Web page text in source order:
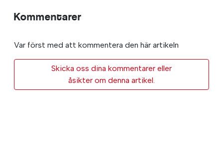
Kommentarer
Var först med att kommentera den här artikeln
Skicka oss dina kommentarer eller
åsikter om denna artikel.